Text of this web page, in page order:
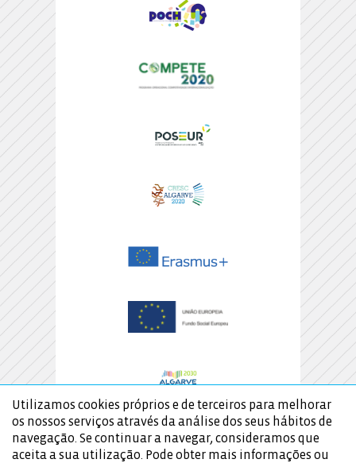
Utilizamos cookies próprios e de terceiros para melhorar
os nossos serviços através da análise dos seus hábitos de
navegação. Se continuar a navegar, consideramos que
aceita a sua utilização. Pode obter mais informações ou